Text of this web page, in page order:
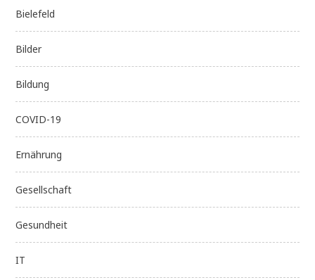
Bielefeld
Bilder
Bildung
COVID-19
Ernährung
Gesellschaft
Gesundheit
IT